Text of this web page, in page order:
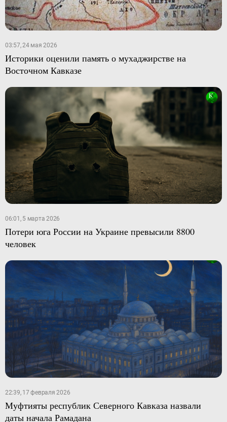
03:57, 24 мая 2026
Историки оценили память о мухаджирстве на
Восточном Кавказе
06:01, 5 марта 2026
Потери юга России на Украине превысили 8800
человек
22:39, 17 февраля 2026
Муфтияты республик Северного Кавказа назвали
даты начала Рамадана